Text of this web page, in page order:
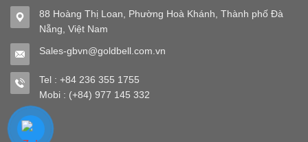
88 Hoàng Thị Loan, Phường Hoà Khánh, Thành phố Đà
Nẵng, Việt Nam
Sales-gbvn@goldbell.com.vn
Tel : +84 236 355 1755
Mobi : (+84) 977 145 332